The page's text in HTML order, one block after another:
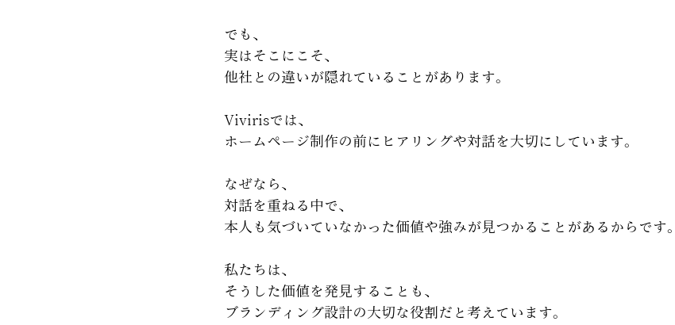
でも、
実はそこにこそ、
他社との違いが隠れていることがあります。
Vivirisでは、
ホームページ制作の前にヒアリングや対話を大切にしています。
なぜなら、
対話を重ねる中で、
本人も気づいていなかった価値や強みが見つかることがあるからです。
私たちは、
そうした価値を発見することも、
ブランディング設計の大切な役割だと考えています。